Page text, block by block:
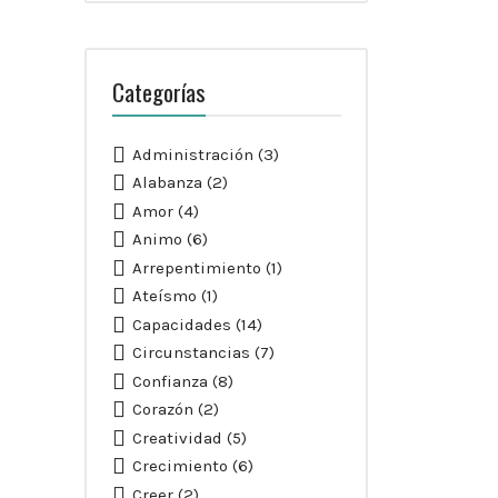
Categorías
Administración (3)
Alabanza (2)
Amor(4)
Animo (6)
Arrepentimiento (1)
Ateísmo (1)
Capacidades (14)
Circunstancias (7)
Confianza (8)
Corazón (2)
Creatividad (5)
Crecimiento (6)